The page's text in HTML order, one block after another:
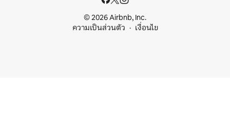
© 2026 Airbnb, Inc.
ความเป็นส่วนตัว
เงื่อนไข